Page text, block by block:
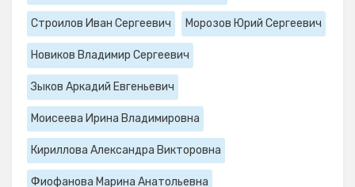
Строилов Иван Сергеевич Морозов Юрий Сергеевич
Новиков Владимир Сергеевич
Зыков Аркадий Евгеньевич
Моисеева Ирина Владимировна
Кириллова Александра Викторовна
Фиофанова Марина Анатольевна